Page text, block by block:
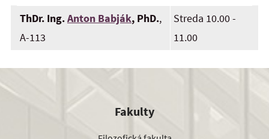
ThDr. Ing.Anton Babják, PhD.,
A-113
Streda 10.00 -
11.00
Fakulty